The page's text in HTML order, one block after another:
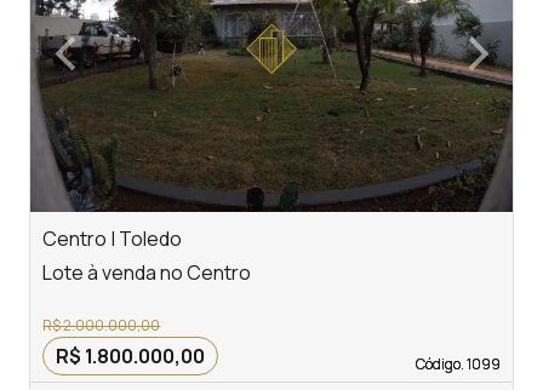
‹Previous ›
Next
Centro | Toledo
Código. 1099
Código. 1099
Lote à venda no Centro
R$ 2.000.000,00
R$ 1.800.000,00